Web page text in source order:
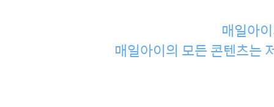
매일아
매일아이의 모든 콘텐츠는